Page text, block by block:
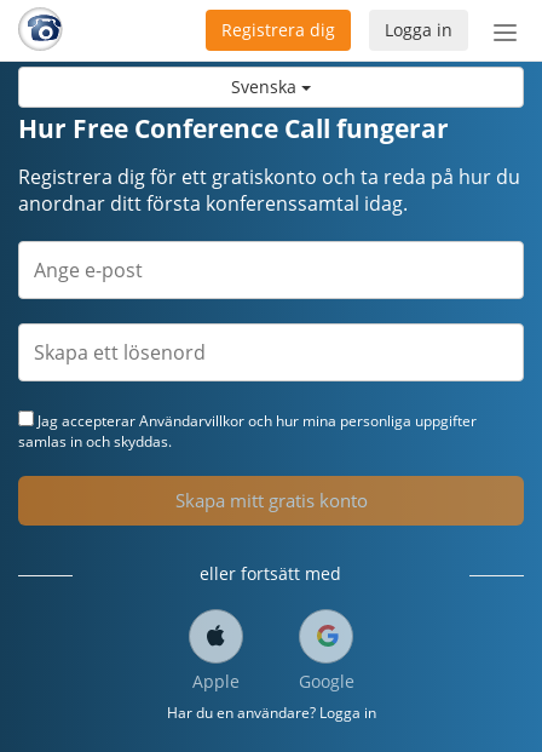
Svenska
Logga in
Registrera dig
Hur Free Conference Call fungerar
Registrera dig för ett gratiskonto och ta reda på hur du
anordnar ditt första konferenssamtal idag.
Jag accepterarAnvändarvillkoroch hur mina personliga uppgifter
samlas in och skyddas.
Skapa mitt gratis konto
eller fortsätt med
Apple Google
Har du en användare? Logga in